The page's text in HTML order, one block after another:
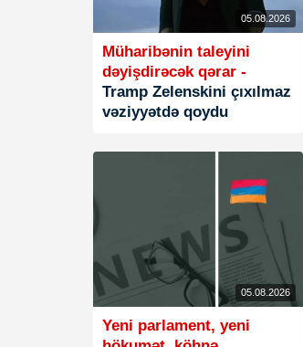
05.08.2026
Müharibənin taleyini
dəyişdirəcək qərar -
Tramp Zelenskini çıxılmaz
vəziyyətdə qoydu
05.08.2026
Yeni parlament, yeni